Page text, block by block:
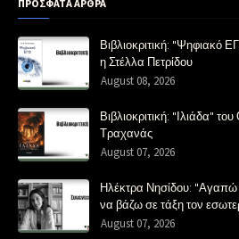
ΠΡΟΣΦΑΤΑ ΑΡΘΡΑ
Βιβλιοκριτική: "Ψηφιακό
η Στέλλα Πετρίδου
August 08, 2026
Βιβλιοκριτική: "Ιλιάδα"
Τραχανάς
August 07, 2026
Ηλέκτρα Νησίδου: "Αγαπώ
να βάζω σε τάξη τον
August 07, 2026